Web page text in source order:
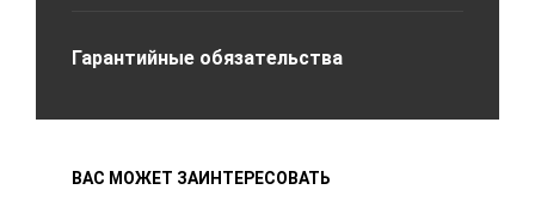
Гарантийные обязательства
ВАС МОЖЕТ ЗАИНТЕРЕСОВАТЬ